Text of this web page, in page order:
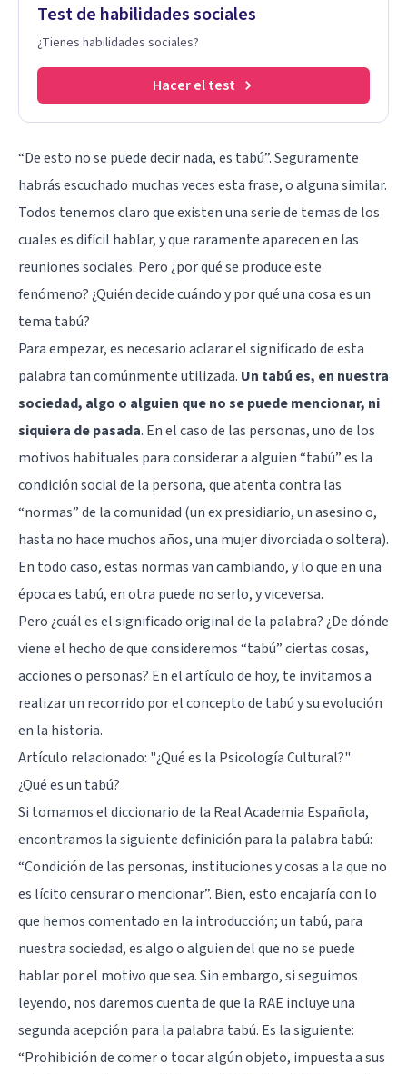
Test de habilidades sociales
¿Tienes habilidades sociales?
Hacer el test
“De esto no se puede decir nada, es tabú”. Seguramente
habrás escuchado muchas veces esta frase, o alguna similar.
Todos tenemos claro que existen una serie de temas de los
cuales es difícil hablar, y que raramente aparecen en las
reuniones sociales. Pero ¿por qué se produce este
fenómeno? ¿Quién decide cuándo y por qué una cosa es un
tema tabú?
Para empezar, es necesario aclarar el significado de esta
palabra tan comúnmente utilizada. Un tabú es, en nuestra
sociedad, algo o alguien que no se puede mencionar, ni
siquiera de pasada. En el caso de las personas, uno de los
motivos habituales para considerar a alguien “tabú” es la
condición social de la persona, que atenta contra las
“normas” de la comunidad (un ex presidiario, un asesino o,
hasta no hace muchos años, una mujer divorciada o soltera).
En todo caso, estas normas van cambiando, y lo que en una
época es tabú, en otra puede no serlo, y viceversa.
Pero ¿cuál es el significado original de la palabra? ¿De dónde
viene el hecho de que consideremos “tabú” ciertas cosas,
acciones o personas? En el artículo de hoy, te invitamos a
realizar un recorrido por el concepto de tabú y su evolución
en la historia.
Artículo relacionado: "¿Qué es la Psicología Cultural?"
¿Qué es un tabú?
Si tomamos el diccionario de la Real Academia Española,
encontramos la siguiente definición para la palabra tabú:
“Condición de las personas, instituciones y cosas a la que no
es lícito censurar o mencionar”. Bien, esto encajaría con lo
que hemos comentado en la introducción; un tabú, para
nuestra sociedad, es algo o alguien del que no se puede
hablar por el motivo que sea. Sin embargo, si seguimos
leyendo, nos daremos cuenta de que la RAE incluye una
segunda acepción para la palabra tabú. Es la siguiente:
“Prohibición de comer o tocar algún objeto, impuesta a sus